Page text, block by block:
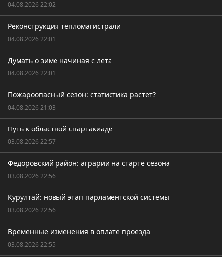
04.08.2026 22:02
Реконструкция тепломагистрали
04.08.2026 22:01
Думать о зиме начиная с лета
04.08.2026 22:01
Пожароопасный сезон: статистика растет?
04.08.2026 21:03
Путь к областной спартакиаде
03.08.2026 22:57
Федоровский район: аграрии на старте сезона
03.08.2026 22:56
Курултай: новый этап парламентской системы
03.08.2026 22:56
Временные изменения в оплате проезда
03.08.2026 22:55